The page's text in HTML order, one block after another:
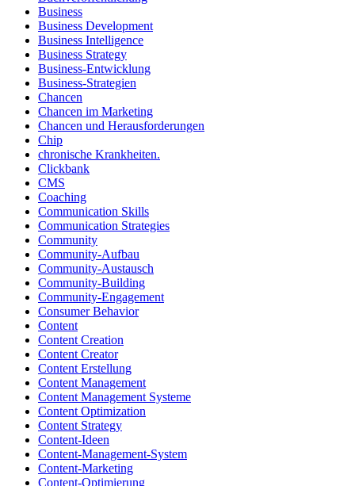
Business
Business Development
Business Intelligence
Business Strategy
Business-Entwicklung
Business-Strategien
Chancen
Chancen im Marketing
Chancen und Herausforderungen
Chip
chronische Krankheiten.
Clickbank
CMS
Coaching
Communication Skills
Communication Strategies
Community
Community-Aufbau
Community-Austausch
Community-Building
Community-Engagement
Consumer Behavior
Content
Content Creation
Content Creator
Content Erstellung
Content Management
Content Management Systeme
Content Optimization
Content Strategy
Content-Ideen
Content-Management-System
Content-Marketing
Content-Optimierung